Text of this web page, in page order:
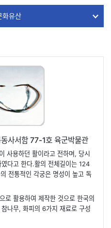
화유산
사서함 77-1호 육군박물관
사용하던 활이라고 전하며, 당시
다고 한다.활의 전체길이는 124
전통적인 각궁은 명성이 높고 독
로 활용하여 제작한 것으로 한국의
나무, 화피의 6가지 재료로 구성